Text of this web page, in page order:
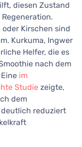
diesen Zustand
Kirschen sind
Kurkuma, Ingwer
Helfer, die es
nach dem
im
Studie zeigte,
dem
reduziert